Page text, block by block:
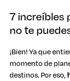
7 increíbles
no te
¡Bien! Ya que
momento de
destinos. Por eso,